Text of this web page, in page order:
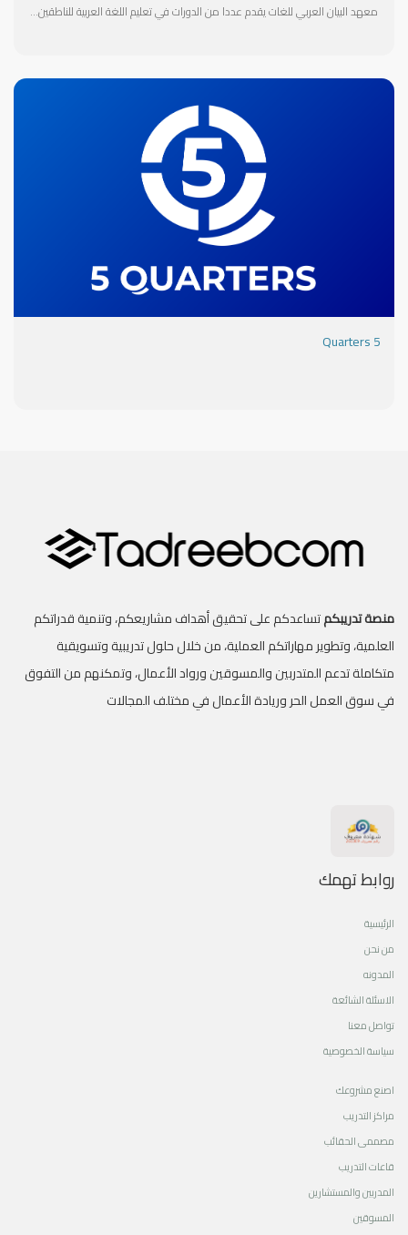
معهد البيان العربي للغات يقدم عددا من الدورات في تعليم اللغة العربية للناطقين بغيرها جميع المستويات والدورات التخصصية في الثقافة والاقتصاد والسياسة والأغراض الخاصة . كما يقدم تأسيس الأطفال في اللغة العربية - واللغة الانجليزية - واللغة الفرنسية - والخط العربي . Arabic Bayan Institute for Languages ​​offers a number of Arabic language courses for non-native speakers at all levels, as well as specialized courses in culture, economics, politics, and other relevant fields. It also offers foundational courses for children in Arabic, English, French, and Arabic calligraphy.
5 Quarters
منصة تدريبكمتساعدكم على تحقيق أهداف مشاريعكم، وتنمية قدراتكم
العلمية، وتطوير مهاراتكم العملية، من خلال حلول تدريبية وتسويقية
متكاملة تدعم المتدربين والمسوقين ورواد الأعمال، وتمكنهم من التفوق
في سوق العمل الحر وريادة الأعمال في مختلف المجالات
روابط تهمك
الرئيسية
من نحن
المدونه
الاسئلة الشائعة
تواصل معنا
سياسة الخصوصية
اصنع مشروعك
مراكز التدريب
مصممى الحقائب
قاعات التدريب
المدربين والمستشارين
المسوقين